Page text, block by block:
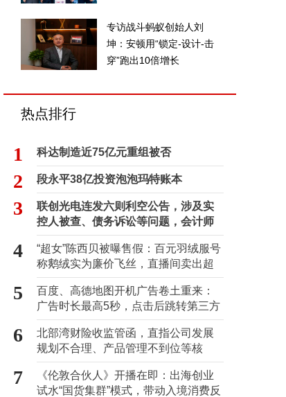
专访战斗蚂蚁创始人刘
坤：安顿用“锁定-设计-击
穿”跑出10倍增长
热点排行
1 科达制造近75亿元重组被否
2 段永平38亿投资泡泡玛特账本
3
联创光电连发六则利空公告，涉及实
控人被查、债务诉讼等问题，会计师
事务所曾出具“保留意见”
4
“超女”陈西贝被曝售假：百元羽绒服号
称鹅绒实为廉价飞丝，直播间卖出超
百万元
5
百度、高德地图开机广告卷土重来：
广告时长最高5秒，点击后跳转第三方
6
北部湾财险收监管函，直指公司发展
规划不合理、产品管理不到位等核
心“痛点”
7
《伦敦合伙人》开播在即：出海创业
试水“国货集群”模式，带动入境消费反